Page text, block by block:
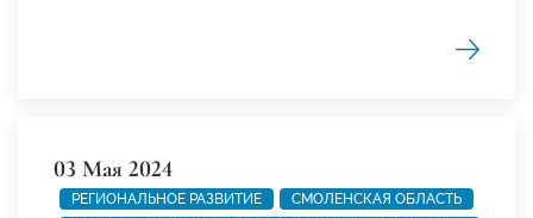
03 Мая 2024
РЕГИОНАЛЬНОЕ РАЗВИТИЕ
СМОЛЕНСКАЯ ОБЛАСТЬ